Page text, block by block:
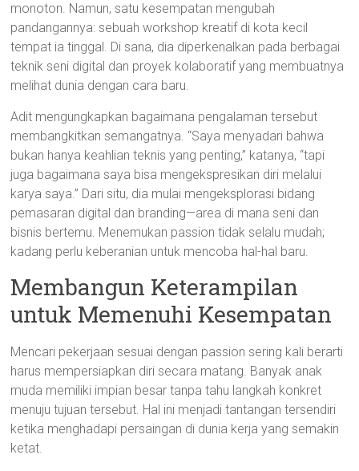
monoton. Namun, satu kesempatan mengubah
pandangannya: sebuah workshop kreatif di kota kecil
tempat ia tinggal. Di sana, dia diperkenalkan pada berbagai
teknik seni digital dan proyek kolaboratif yang membuatnya
melihat dunia dengan cara baru.
Adit mengungkapkan bagaimana pengalaman tersebut
membangkitkan semangatnya. “Saya menyadari bahwa
bukan hanya keahlian teknis yang penting,” katanya, “tapi
juga bagaimana saya bisa mengekspresikan diri melalui
karya saya.” Dari situ, dia mulai mengeksplorasi bidang
pemasaran digital dan branding—area di mana seni dan
bisnis bertemu. Menemukan passion tidak selalu mudah;
kadang perlu keberanian untuk mencoba hal-hal baru.
Membangun Keterampilan
untuk Memenuhi Kesempatan
Mencari pekerjaan sesuai dengan passion sering kali berarti
harus mempersiapkan diri secara matang. Banyak anak
muda memiliki impian besar tanpa tahu langkah konkret
menuju tujuan tersebut. Hal ini menjadi tantangan tersendiri
ketika menghadapi persaingan di dunia kerja yang semakin
ketat.